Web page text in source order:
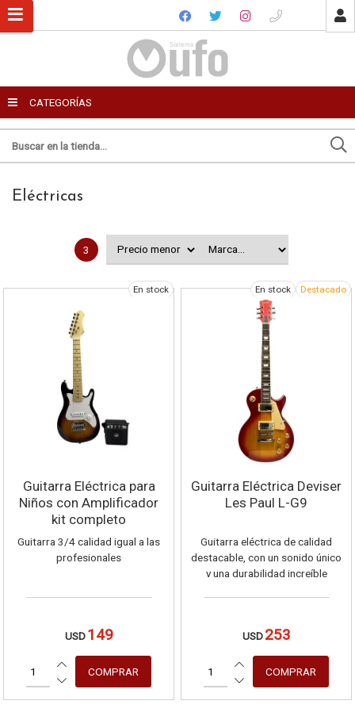
Enviar por email
Para
USUARIO
Olvidé mi clave Registro
CATEGORÍAS
Eléctricas
3
En stock
Guitarra Eléctrica para
Niños con Amplificador
kit completo
Guitarra 3/4 calidad igual a las
profesionales
USD 149
En stock Destacado
Guitarra Eléctrica Deviser
Les Paul L-G9
Guitarra eléctrica de calidad
destacable, con un sonido único
y una durabilidad increíble
USD 253